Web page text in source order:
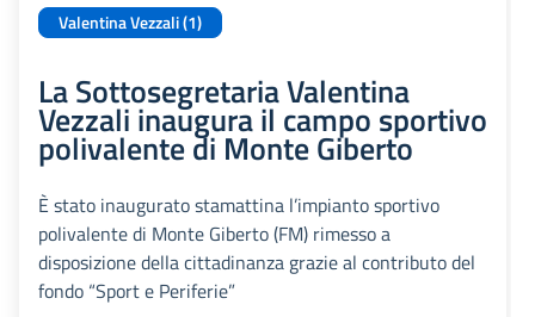
Valentina Vezzali (1)
La Sottosegretaria Valentina
Vezzali inaugura il campo sportivo
polivalente di Monte Giberto
È stato inaugurato stamattina l’impianto sportivo
polivalente di Monte Giberto (FM) rimesso a
disposizione della cittadinanza grazie al contributo del
fondo “Sport e Periferie”